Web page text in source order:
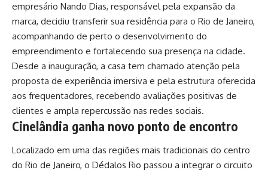
empresário Nando Dias, responsável pela expansão da
marca, decidiu transferir sua residência para o Rio de Janeiro,
acompanhando de perto o desenvolvimento do
empreendimento e fortalecendo sua presença na cidade.
Desde a inauguração, a casa tem chamado atenção pela
proposta de experiência imersiva e pela estrutura oferecida
aos frequentadores, recebendo avaliações positivas de
clientes e ampla repercussão nas redes sociais.
Cinelândia ganha novo ponto de encontro
Localizado em uma das regiões mais tradicionais do centro
do Rio de Janeiro, o Dédalos Rio passou a integrar o circuito